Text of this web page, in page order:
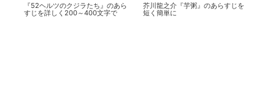
『52ヘルツのクジラたち』のあら
すじを詳しく200～400文字で
芥川龍之介『芋粥』のあらすじを
短く簡単に